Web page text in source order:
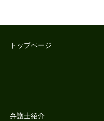
トップページ
弁護士紹介